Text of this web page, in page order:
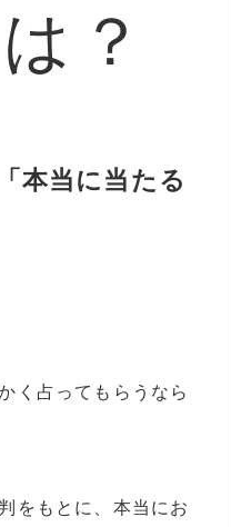
本当に当たる
く占ってもらうなら
をもとに、本当にお